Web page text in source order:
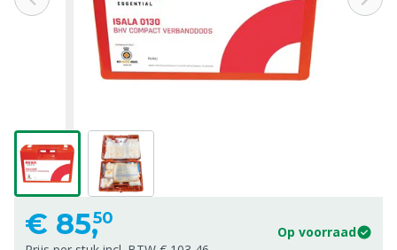
€ 85,50
Op voorraad